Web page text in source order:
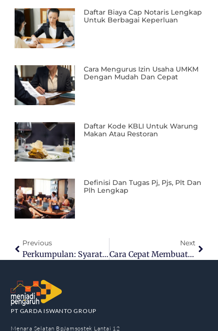
Daftar Biaya Cap Notaris Lengkap
Untuk Berbagai Keperluan
Cara Mengurus Izin Usaha UMKM
Dengan Mudah Dan Cepat
Daftar Kode KBLI Untuk Warung
Makan Atau Restoran
Definisi Dan Tugas Pj, Pjs, Plt Dan
Plh Lengkap
Previous
Perkumpulan: Syarat Dan Prosedur Pendirian
Next
Cara Cepat Membuat NIB Dan Pentingnya Buat Bisnis Kamu
PT GARDA ISWANTO GROUP
Menara Selatan BpJamsostek Lantai 12